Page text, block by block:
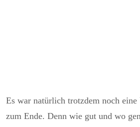
Es war natürlich trotzdem noch eine
zum Ende. Denn wie gut und wo